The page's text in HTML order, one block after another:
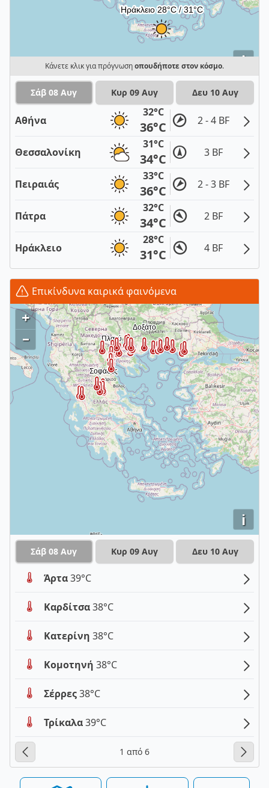
i
Κάνετε κλικ για πρόγνωσηοπουδήποτε στον κόσμο.
Σάβ 08 Αυγ Κυρ 09 Αυγ Δευ 10 Αυγ
Αθήνα
32°C
36°C 2 - 4 BF
Θεσσαλονίκη
31°C
34°C 3 BF
Πειραιάς
33°C
36°C 2 - 3 BF
Πάτρα
32°C
34°C 2 BF
Ηράκλειο
28°C
31°C 4 BF
Επικίνδυνα καιρικά φαινόμενα
i
+
–
Σάβ 08 Αυγ Κυρ 09 Αυγ Δευ 10 Αυγ
Άρτα39°C
Καρδίτσα38°C
Κατερίνη 38°C
Κομοτηνή 38°C
Σέρρες38°C
Τρίκαλα39°C
1 από 6